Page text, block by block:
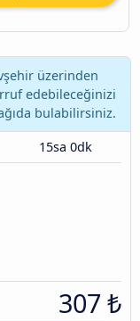
üzerinden
edebileceğinizi
bulabilirsiniz.
15sa 0dk
307 ₺